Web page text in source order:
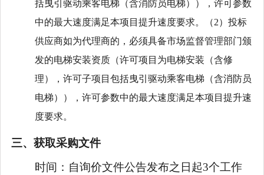
括曳引驱动乘客电梯（含消防员电梯）），许可参数
中的最大速度满足本项目提升速度要求。（2）投标
供应商如为代理商的，必须具备市场监督管理部门颁
发的电梯安装资质（许可项目为电梯安装（含修
理），许可子项目包括曳引驱动乘客电梯（含消防员
电梯）），许可参数中的最大速度满足本项目提升速
度要求。
三、获取采购文件
时间： 自询价文件公告发布之日起3个工作